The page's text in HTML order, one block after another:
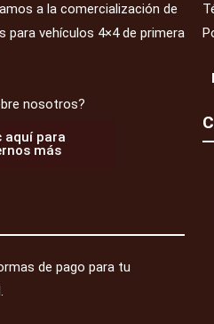
a la comercialización de
para vehículos 4×4 de primera
nosotros?
aquí para
más
de pago para tu